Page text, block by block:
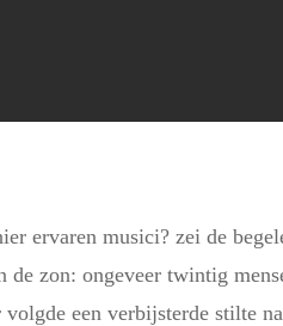
ervaren musici? zei de
de zon: ongeveer twintig
een verbijsterde stilte